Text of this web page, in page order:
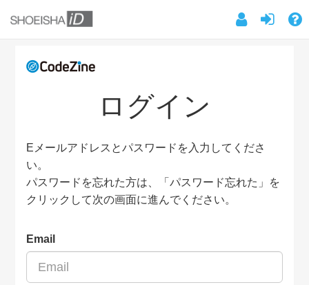
ログイン
Eメールアドレスとパスワードを入力してくださ
い。
パスワードを忘れた方は、「パスワード忘れた」を
クリックして次の画面に進んでください。
Email